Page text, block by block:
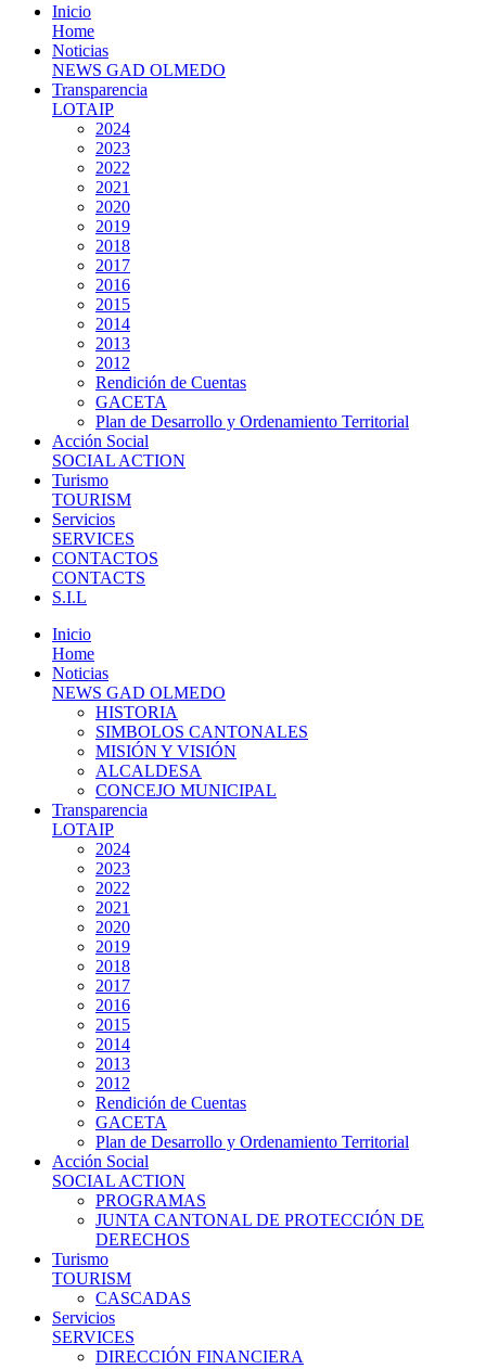
Inicio
Home
Noticias
NEWS GAD OLMEDO
Transparencia
LOTAIP
2024
2023
2022
2021
2020
2019
2018
2017
2016
2015
2014
2013
2012
Rendición de Cuentas
GACETA
Plan de Desarrollo y Ordenamiento Territorial
Acción Social
SOCIAL ACTION
Turismo
TOURISM
Servicios
SERVICES
CONTACTOS
CONTACTS
S.I.L
Inicio
Home
Noticias
NEWS GAD OLMEDO
HISTORIA
SIMBOLOS CANTONALES
MISIÓN Y VISIÓN
ALCALDESA
CONCEJO MUNICIPAL
Transparencia
LOTAIP
2024
2023
2022
2021
2020
2019
2018
2017
2016
2015
2014
2013
2012
Rendición de Cuentas
GACETA
Plan de Desarrollo y Ordenamiento Territorial
Acción Social
SOCIAL ACTION
PROGRAMAS
JUNTA CANTONAL DE PROTECCIÓN DE
DERECHOS
Turismo
TOURISM
CASCADAS
Servicios
SERVICES
DIRECCIÓN FINANCIERA